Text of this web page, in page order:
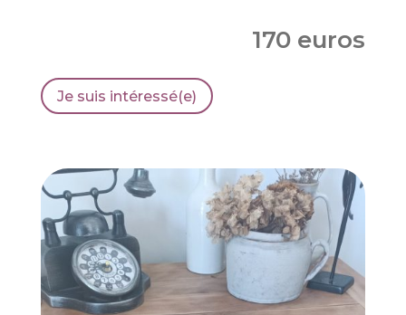
170 euros
Je suis intéressé(e)